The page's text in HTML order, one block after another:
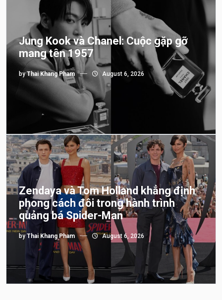
Jung Kook và Chanel: Cuộc gặp gỡ
mang tên 1957
byThai Khang Pham August 6, 2026
Zendaya và Tom Holland khẳng định
phong cách đôi trong hành trình
quảng bá Spider-Man
by Thai Khang Pham August 6, 2026